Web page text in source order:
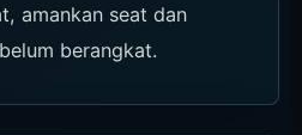
amankan seat dan
berangkat.